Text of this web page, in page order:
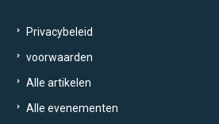
Privacybeleid
voorwaarden
Alle artikelen
Alle evenementen